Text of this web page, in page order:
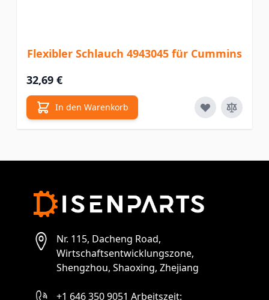
Flexibler Schlauch 4943045 für Cummins
32,69 €
In den Warenkorb
Nr. 115, Dacheng Road,
Wirtschaftsentwicklungszone,
Shengzhou, Shaoxing, Zhejiang
+1 646 350 9051 Arbeitszeit: